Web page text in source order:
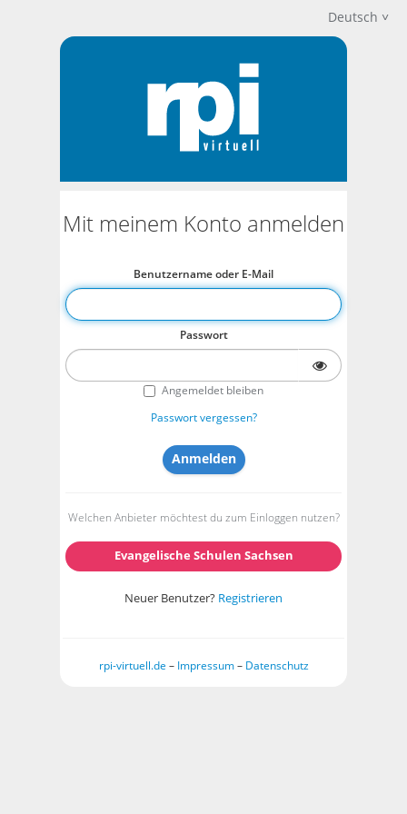
Deutsch
Mit meinem Konto anmelden
Benutzername oder E-Mail
Passwort
Angemeldet bleiben
Passwort vergessen?
Welchen Anbieter möchtest du zum Einloggen nutzen?
Evangelische Schulen Sachsen
Neuer Benutzer? Registrieren
rpi-virtuell.de – Impressum – Datenschutz